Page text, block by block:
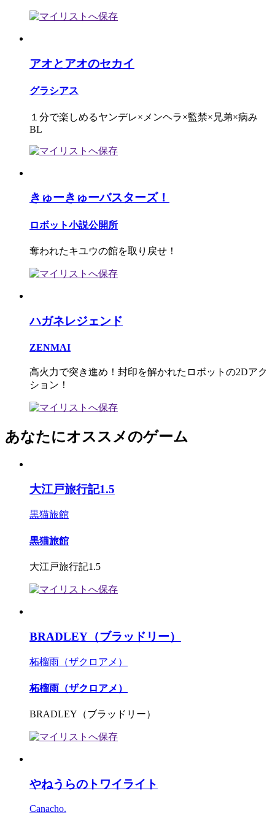
アオとアオのセカイ
グラシアス
１分で楽しめるヤンデレ×メンヘラ×監禁×兄弟×病み
BL
きゅーきゅーバスターズ！
ロボット小説公開所
奪われたキユウの館を取り戻せ！
ハガネレジェンド
ZENMAI
高火力で突き進め！封印を解かれたロボットの2Dアク
ション！
あなたにオススメのゲーム
大江戸旅行記1.5
黒猫旅館
黒猫旅館
大江戸旅行記1.5
BRADLEY（ブラッドリー）
柘榴雨（ザクロアメ）
柘榴雨（ザクロアメ）
BRADLEY（ブラッドリー）
やねうらのトワイライト
Canacho.